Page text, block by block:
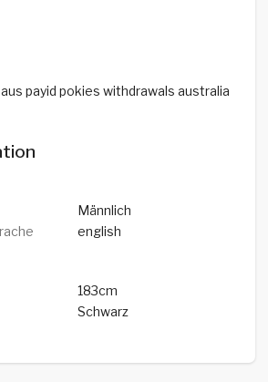
payid pokies withdrawals australia
Männlich
english
183cm
Schwarz